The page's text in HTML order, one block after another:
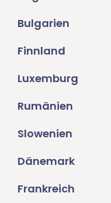
Bulgarien
Finnland
Luxemburg
Rumänien
Slowenien
Dänemark
Frankreich